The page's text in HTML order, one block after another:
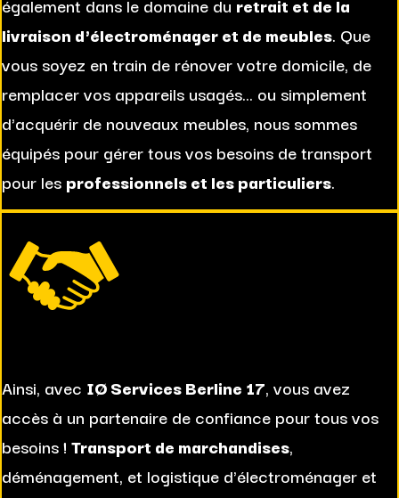
livraison d'électroménager et de meubles. Que
vous soyez en train de rénover votre domicile, de
remplacer vos appareils usagés... ou simplement
d'acquérir de nouveaux meubles, nous sommes
équipés pour gérer tous vos besoins de transport
pour les professionnels et les particuliers.
Ainsi, avec IØ Services Berline 17, vous avez
accès à un partenaire de confiance pour tous vos
besoins ! Transport de marchandises,
déménagement, et logistique d'électroménager et